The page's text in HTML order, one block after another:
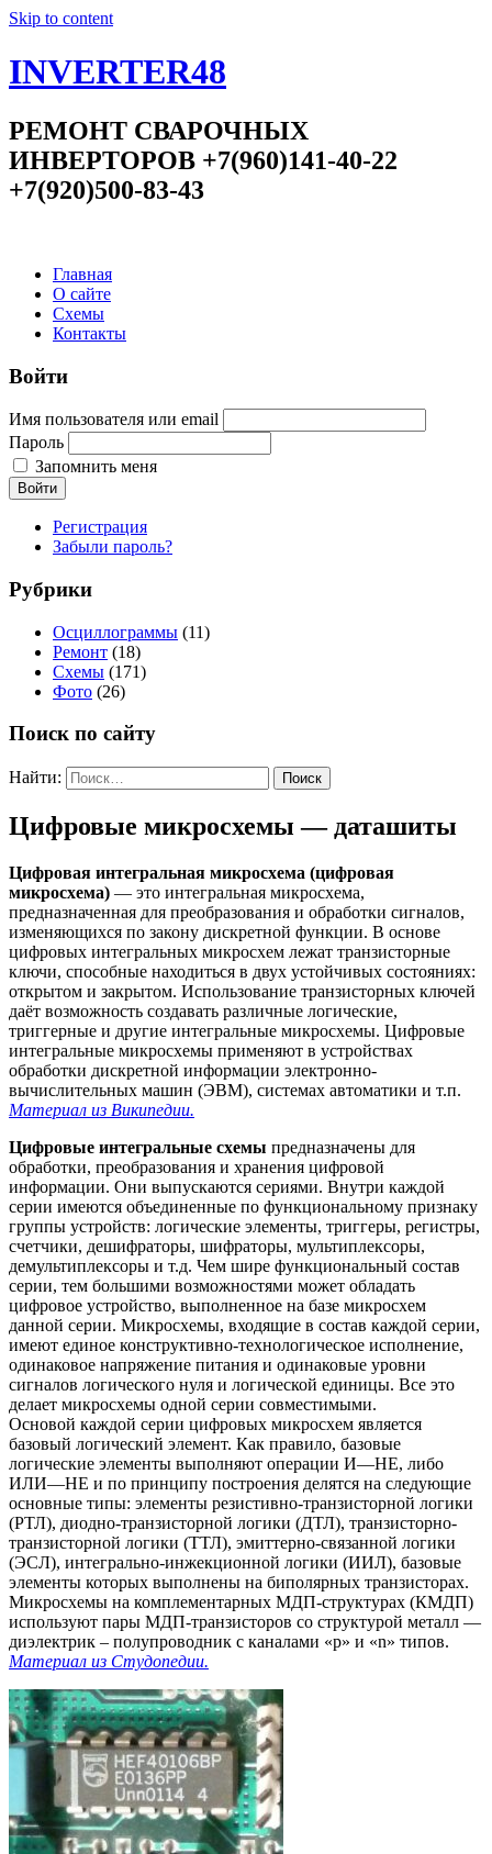
Skip to content
INVERTER48
РЕМОНТ СВАРОЧНЫХ
ИНВЕРТОРОВ +7(960)141-40-22
+7(920)500-83-43
Главная
О сайте
Схемы
Контакты
Войти
Имя пользователя или email
Пароль
Запомнить меня
Войти
Регистрация
Забыли пароль?
Рубрики
Осциллограммы (11)
Ремонт (18)
Схемы (171)
Фото (26)
Поиск по сайту
Найти:
Цифровые микросхемы — даташиты
Цифровая интегральная микросхема (цифровая
микросхема) — это интегральная микросхема,
предназначенная для преобразования и обработки сигналов,
изменяющихся по закону дискретной функции. В основе
цифровых интегральных микросхем лежат транзисторные
ключи, способные находиться в двух устойчивых состояниях:
открытом и закрытом. Использование транзисторных ключей
даёт возможность создавать различные логические,
триггерные и другие интегральные микросхемы. Цифровые
интегральные микросхемы применяют в устройствах
обработки дискретной информации электронно-
вычислительных машин (ЭВМ), системах автоматики и т.п.
Материал из Википедии.
Цифровые интегральные схемы предназначены для
обработки, преобразования и хранения цифровой
информации. Они выпускаются сериями. Внутри каждой
серии имеются объединенные по функциональному признаку
группы устройств: логические элементы, триггеры, регистры,
счетчики, дешифраторы, шифраторы, мультиплексоры,
демультиплексоры и т.д. Чем шире функциональный состав
серии, тем большими возможностями может обладать
цифровое устройство, выполненное на базе микросхем
данной серии. Микросхемы, входящие в состав каждой серии,
имеют единое конструктивно-технологическое исполнение,
одинаковое напряжение питания и одинаковые уровни
сигналов логического нуля и логической единицы. Все это
делает микросхемы одной серии совместимыми.
Основой каждой серии цифровых микросхем является
базовый логический элемент. Как правило, базовые
логические элементы выполняют операции И—НЕ, либо
ИЛИ—НЕ и по принципу построения делятся на следующие
основные типы: элементы резистивно-транзисторной логики
(РТЛ), диодно-транзисторной логики (ДТЛ), транзисторно-
транзисторной логики (ТТЛ), эмиттерно-связанной логики
(ЭСЛ), интегрально-инжекционной логики (ИИЛ), базовые
элементы которых выполнены на биполярных транзисторах.
Микросхемы на комплементарных МДП-структурах (КМДП)
используют пары МДП-транзисторов со структурой металл —
диэлектрик – полупроводник с каналами «р» и «n» типов.
Материал из Студопедии.